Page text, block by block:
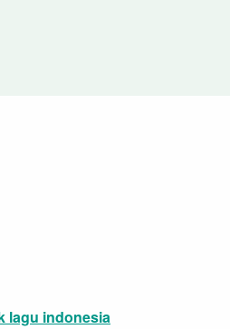
lagu indonesia